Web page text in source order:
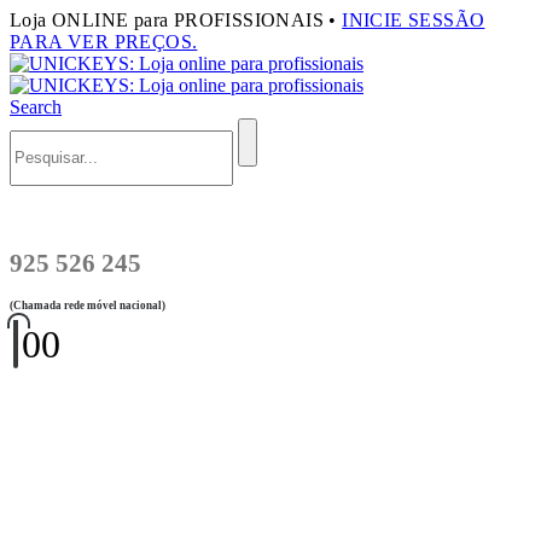
Loja ONLINE para PROFISSIONAIS •INICIE SESSÃO
PARA VER PREÇOS.
Search
925 526 245
(Chamada rede móvel nacional)
00